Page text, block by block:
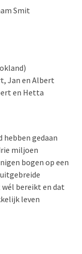
Smit
Jan en Albert
en Hetta
hebben gedaan
miljoen
bogen op een
bereikt en dat
leven